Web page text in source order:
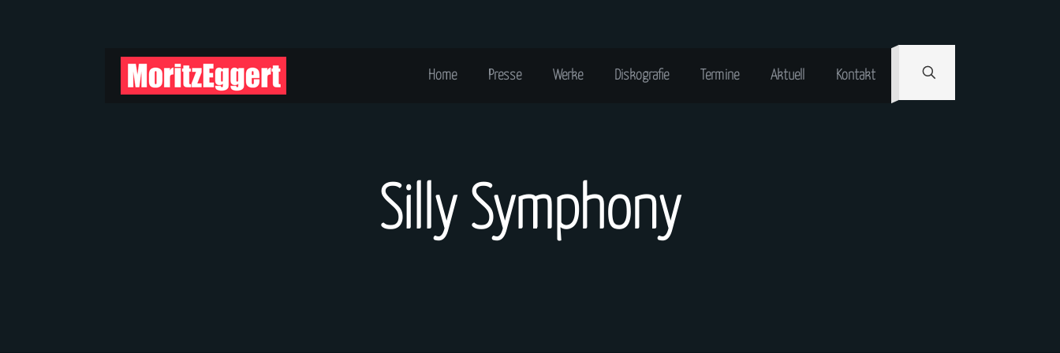
Home Presse Werke Diskografie Termine Aktuell Kontakt
Silly Symphony